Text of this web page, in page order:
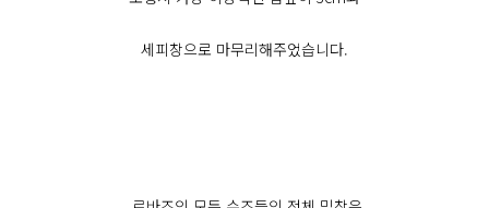
세피창으로 마무리해주었습니다.